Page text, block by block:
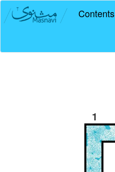
Contents
1